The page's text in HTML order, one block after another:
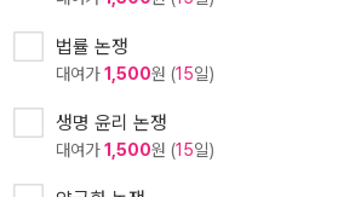
법률 논쟁
대여가1,500원 (15일)
생명 윤리 논쟁
대여가1,500원 (15일)